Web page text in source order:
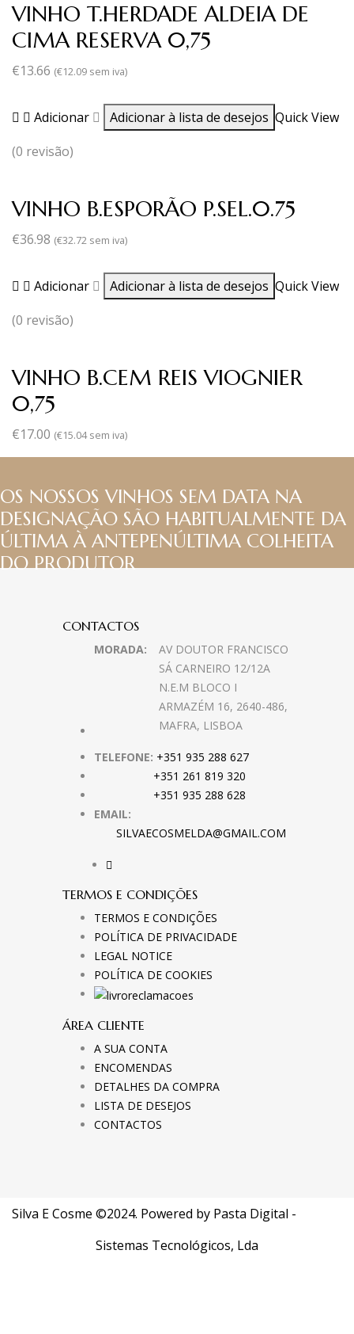
VINHO T.HERDADE ALDEIA DE
CIMA RESERVA 0,75
€13.66 (€12.09 sem iva)
Adicionar Adicionar à lista de desejos Quick View
(0 revisão)
VINHO B.ESPORÃO P.SEL.0.75
€36.98 (€32.72 sem iva)
Adicionar Adicionar à lista de desejos Quick View
(0 revisão)
VINHO B.CEM REIS VIOGNIER
0,75
€17.00 (€15.04sem iva)
OS NOSSOS VINHOS SEM DATA NA
DESIGNAÇÃO SÃO HABITUALMENTE DA
ÚLTIMA À ANTEPENÚLTIMA COLHEITA
DO PRODUTOR
CONTACTOS
MORADA:
AV DOUTOR FRANCISCO
SÁ CARNEIRO 12/12A
N.E.M BLOCO I
ARMAZÉM 16, 2640-486,
MAFRA, LISBOA
TELEFONE: +351 935 288 627
+351 261 819 320
+351 935 288 628
EMAIL:
SILVAECOSMELDA@GMAIL.COM
TERMOS E CONDIÇÕES
TERMOS E CONDIÇÕES
POLÍTICA DE PRIVACIDADE
LEGAL NOTICE
POLÍTICA DE COOKIES
ÁREA CLIENTE
A SUA CONTA
ENCOMENDAS
DETALHES DA COMPRA
LISTA DE DESEJOS
CONTACTOS
Silva E Cosme ©2024. Powered by Pasta Digital -
Sistemas Tecnológicos, Lda